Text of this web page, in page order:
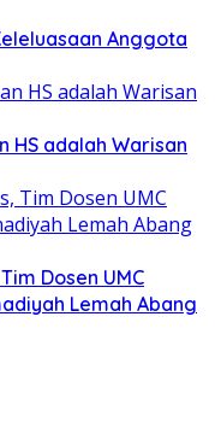
Anggota
HS adalah Warisan
Dosen UMC
Lemah Abang